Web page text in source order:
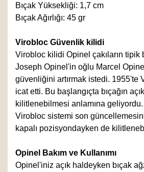
Bıçak Yüksekliği: 1,7 cm
Bıçak Ağırlığı: 45 gr
Virobloc Güvenlik kilidi
Virobloc kilidi Opinel çakıların tipik
Joseph Opinel'in oğlu Marcel
güvenliğini artırmak istedi. 1955'te
icat etti. Bu başlangıçta bıçağın
kilitlenebilmesi anlamına geliyordu.
Virobloc sistemi son güncellemesini
kapalı pozisyondayken de
Opinel Bakım ve Kullanımı
Opinel'iniz açık haldeyken bıçak